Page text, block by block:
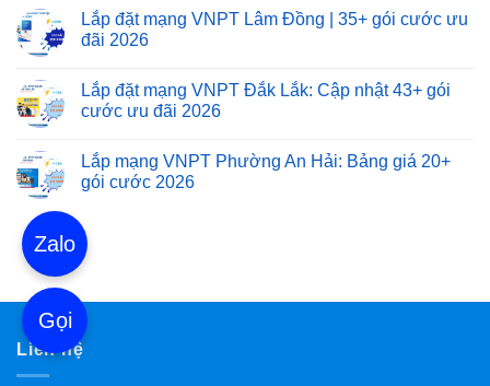
Lắp đặt mạng VNPT Lâm Đồng | 35+ gói cước ưu
đãi 2026
Lắp đặt mạng VNPT Đắk Lắk: Cập nhật 43+ gói
cước ưu đãi 2026
Lắp mạng VNPT Phường An Hải: Bảng giá 20+
gói cước 2026
Liên hệ
Zalo
Gọi